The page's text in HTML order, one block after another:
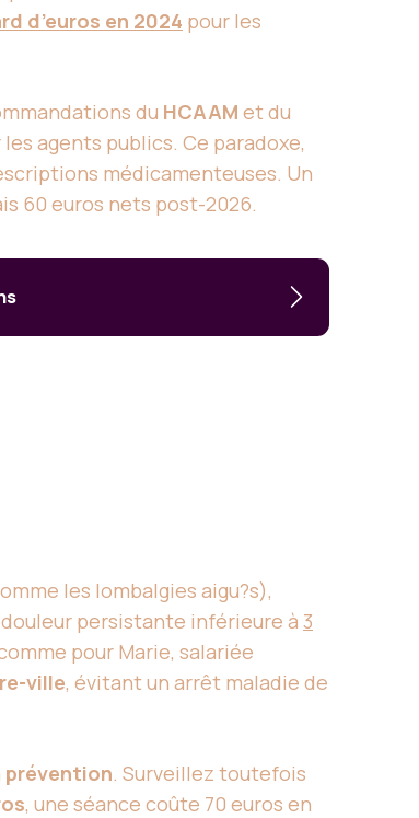
d’euros en 2024 pour les
du HCAAM et du
agents publics. Ce paradoxe,
médicamenteuses. Un
60 euros nets post-2026.
les lombalgies aigu?s),
persistante inférieure à 3
pour Marie, salariée
ville, évitant un arrêt maladie de
prévention. Surveillez toutefois
, une séance coûte 70 euros en